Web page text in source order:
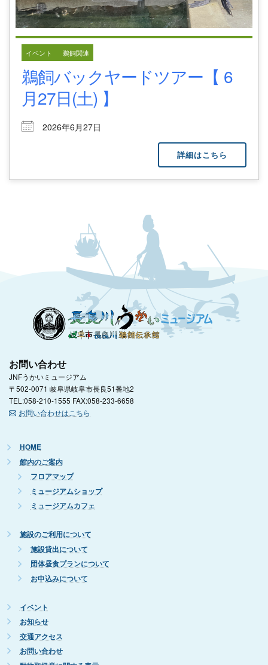
イベント 鵜飼関連
鵜飼バックヤードツアー【 6
月27日(土) 】
2026年6月27日
詳細はこちら
お問い合わせ
JNFうかいミュージアム
〒502-0071 岐阜県岐阜市長良51番地2
TEL:058-210-1555 FAX:058-233-6658
お問い合わせはこちら
HOME
館内のご案内
フロアマップ
ミュージアムショップ
ミュージアムカフェ
施設のご利用について
施設貸出について
団体昼食プランについて
お申込みについて
イベント
お知らせ
交通アクセス
お問い合わせ